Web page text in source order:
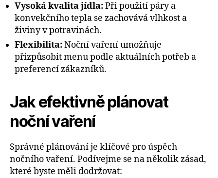
Vysoká kvalita jídla:Při použití páry a
konvekčního tepla se zachovává vlhkost a
živiny v potravinách.
Flexibilita:Noční vaření umožňuje
přizpůsobit menu podle aktuálních potřeb a
preferencí zákazníků.
Jak efektivně plánovat
noční vaření
Správné plánování je klíčové pro úspěch
nočního vaření. Podívejme se na několik zásad,
které byste měli dodržovat: